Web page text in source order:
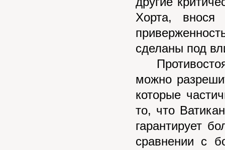
Хорта, внося
сделаны под
можно
которые
то, что
гарантирует
сравнении с